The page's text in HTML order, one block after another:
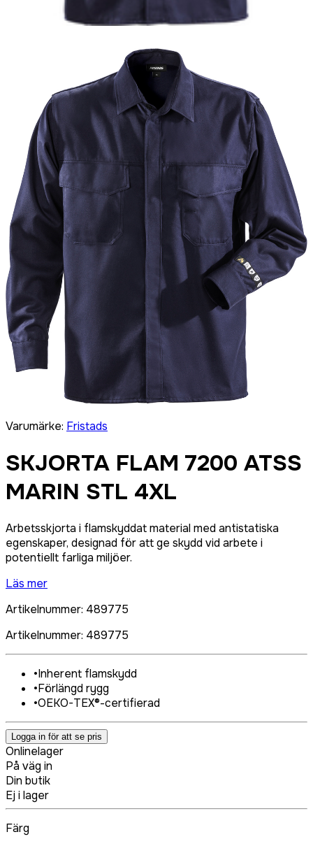
Varumärke: Fristads
SKJORTA FLAM 7200 ATSS
MARIN STL 4XL
Arbetsskjorta i flamskyddat material med antistatiska
egenskaper, designad för att ge skydd vid arbete i
potentiellt farliga miljöer.
Läs mer
Artikelnummer: 489775
Artikelnummer: 489775
•Inherent flamskydd
•Förlängd rygg
•OEKO-TEX®-certifierad
Logga in för att se pris
Onlinelager
På väg in
Din butik
Ej i lager
Färg